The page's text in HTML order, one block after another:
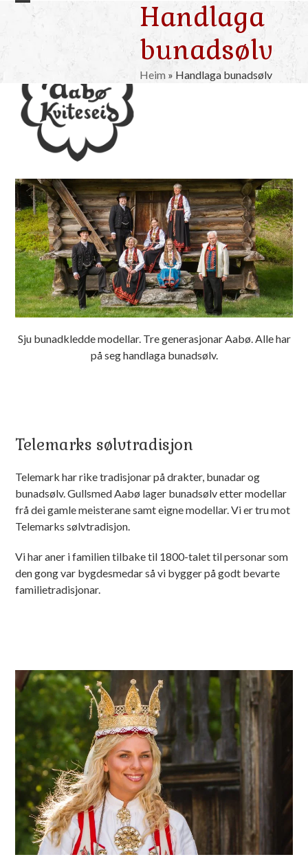
Skip
Open
menu
Close
menu
Handlaga
bunadsølv
Heim» Handlaga bunadsølv
Sju bunadkledde modellar. Tre generasjonar Aabø. Alle har
på seg handlaga bunadsølv.
Telemarks sølvtradisjon
Telemark har rike tradisjonar på drakter, bunadar og
bunadsølv. Gullsmed Aabø lager bunadsølv etter modellar
frå dei gamle meisterane samt eigne modellar. Vi er tru mot
Telemarks sølvtradisjon.
Vi har aner i familien tilbake til 1800-talet til personar som
den gong var bygdesmedar så vi bygger på godt bevarte
familietradisjonar.